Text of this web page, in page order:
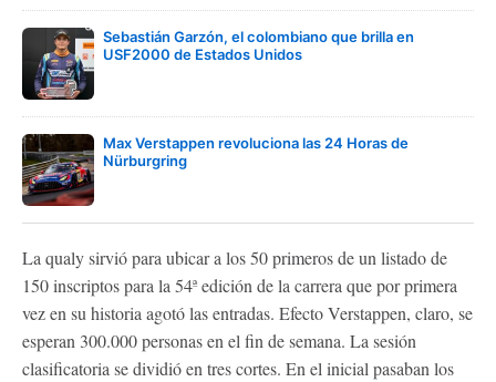
Sebastián Garzón, el colombiano que brilla en
USF2000 de Estados Unidos
Max Verstappen revoluciona las 24 Horas de
Nürburgring
La qualy sirvió para ubicar a los 50 primeros de un listado de
150 inscriptos para la 54ª edición de la carrera que por primera
vez en su historia agotó las entradas. Efecto Verstappen, claro, se
esperan 300.000 personas en el fin de semana. La sesión
clasificatoria se dividió en tres cortes. En el inicial pasaban los